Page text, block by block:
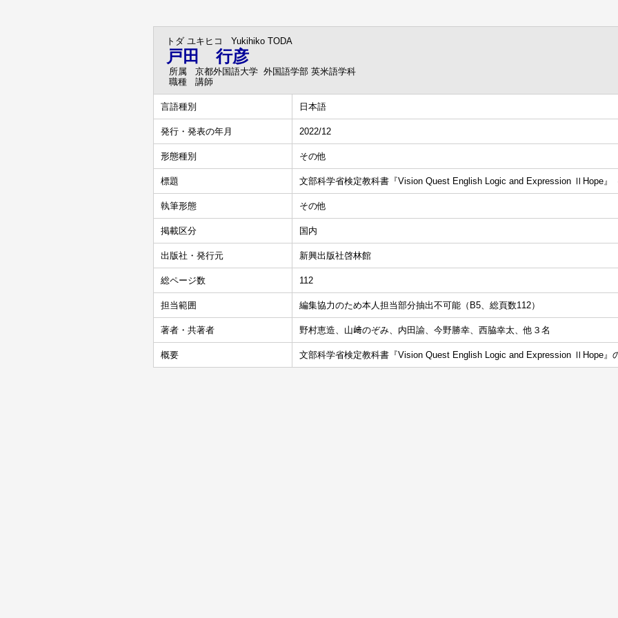
トダ ユキヒコ Yukihiko TODA
戸田 行彦
所属
京都外国語大学 外国語学部 英米語学科
職種
講師
言語種別 日本語
発行・発表の年月 2022/12
形態種別 その他
標題 文部科学省検定教科書『Vision Quest English Logic and Expression ⅡHope』
執筆形態 その他
掲載区分 国内
出版社・発行元 新興出版社啓林館
総ページ数 112
担当範囲 編集協力のため本人担当部分抽出不可能（B5、総頁数112）
著者・共著者 野村恵造、山﨑のぞみ、内田諭、今野勝幸、西脇幸太、他３名
概要 文部科学省検定教科書『Vision Quest English Logic and Expression ⅡHope』